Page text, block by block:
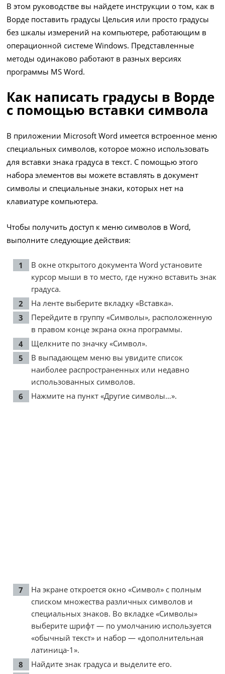
В этом руководстве вы найдете инструкции о том, как в
Ворде поставить градусы Цельсия или просто градусы
без шкалы измерений на компьютере, работающим в
операционной системе Windows. Представленные
методы одинаково работают в разных версиях
программы MS Word.
Как написать градусы в Ворде
с помощью вставки символа
В приложении Microsoft Word имеется встроенное меню
специальных символов, которое можно использовать
для вставки знака градуса в текст. С помощью этого
набора элементов вы можете вставлять в документ
символы и специальные знаки, которых нет на
клавиатуре компьютера.
Чтобы получить доступ к меню символов в Word,
выполните следующие действия:
В окне открытого документа Word установите
курсор мыши в то место, где нужно вставить знак
градуса.
На ленте выберите вкладку «Вставка».
Перейдите в группу «Символы», расположенную
в правом конце экрана окна программы.
Щелкните по значку «Символ».
В выпадающем меню вы увидите список
наиболее распространенных или недавно
использованных символов.
Нажмите на пункт «Другие символы…».
На экране откроется окно «Символ» с полным
списком множества различных символов и
специальных знаков. Во вкладке «Символы»
выберите шрифт — по умолчанию используется
«обычный текст» и набор — «дополнительная
латиница-1».
Найдите знак градуса и выделите его.